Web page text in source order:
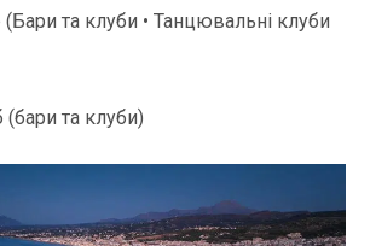
(Бари та клуби • Танцювальні клуби
та клуби)